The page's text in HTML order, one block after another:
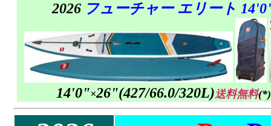
2026 フューチャー エリート
14'0"×26"(427/66.0/320L)送料無料(*)